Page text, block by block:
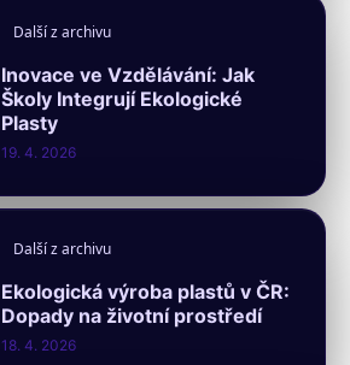
Další z archivu
Inovace ve Vzdělávání: Jak
Školy Integrují Ekologické
Plasty
19. 4. 2026
Další z archivu
Ekologická výroba plastů v ČR:
Dopady na životní prostředí
18. 4. 2026